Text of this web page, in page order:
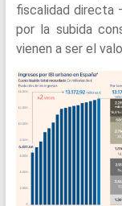
fiscalidad directa
por la subida
vienen a ser el